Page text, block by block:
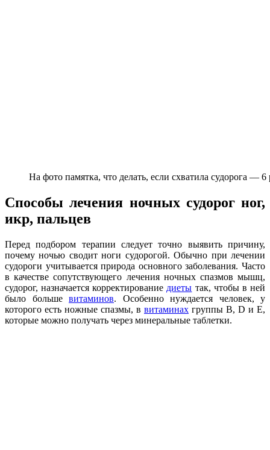
На фото памятка, что делать, если схватила судорога —
Способы лечения ночных судорог ног,
икр, пальцев
Перед подбором терапии следует точно выявить причину,
почему ночью сводит ноги судорогой. Обычно при лечении
судороги учитывается природа основного заболевания. Часто
в качестве сопутствующего лечения ночных спазмов мышц,
судорог, назначается корректирование диеты так, чтобы в ней
было больше витаминов. Особенно нуждается человек, у
которого есть ножные спазмы, в витаминах группы В, D и Е,
которые можно получать через минеральные таблетки.